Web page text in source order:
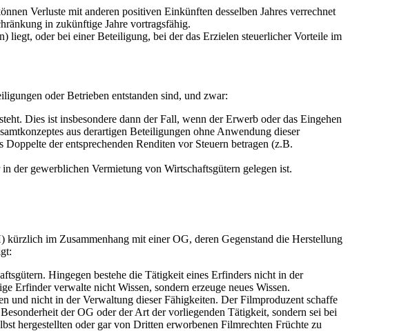
Verluste mit anderen positiven Einkünften desselben Jahres verrechnet
in zukünftige Jahre vortragsfähig.
liegt, oder bei einer Beteiligung, bei der das Erzielen steuerlicher Vorteile im
oder Betrieben entstanden sind, und zwar:
Dies ist insbesondere dann der Fall, wenn der Erwerb oder das Eingehen
aus derartigen Beteiligungen ohne Anwendung dieser
der entsprechenden Renditen vor Steuern betragen (z.B.
der gewerblichen Vermietung von Wirtschaftsgütern gelegen ist.
im Zusammenhang mit einer OG, deren Gegenstand die Herstellung
Hingegen bestehe die Tätigkeit eines Erfinders nicht in der
Erfinder verwalte nicht Wissen, sondern erzeuge neues Wissen.
und nicht in der Verwaltung dieser Fähigkeiten. Der Filmproduzent schaffe
der OG oder der Art der vorliegenden Tätigkeit, sondern sei bei
hergestellten oder gar von Dritten erworbenen Filmrechten Früchte zu